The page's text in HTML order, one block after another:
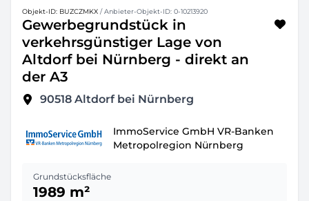
Objekt-ID: BUZCZMKX / Anbieter-Objekt-ID: 0-10213920
Gewerbegrundstück in
verkehrsgünstiger Lage von
Altdorf bei Nürnberg - direkt an
der A3
90518 Altdorf bei Nürnberg
ImmoService GmbH VR-Banken
Metropolregion Nürnberg
Grundstücksfläche
1989 m²